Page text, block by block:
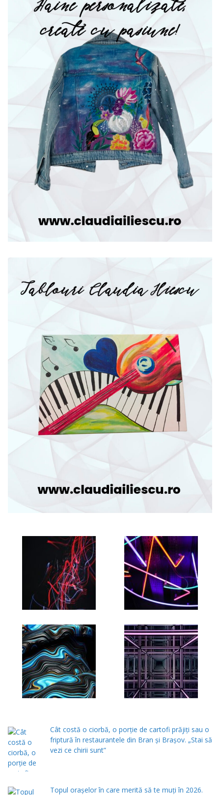
Cât costă o ciorbă, o porţie de cartofi prăjiţi sau o
friptură în restaurantele din Bran şi Braşov. „Stai să
vezi ce chirii sunt”
Topul orașelor în care merită să te muți în 2026.